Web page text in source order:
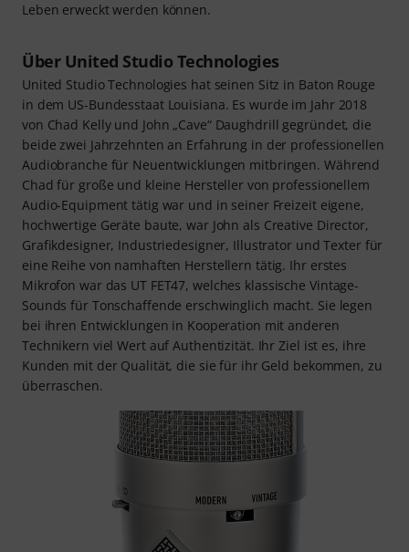
Leben erweckt werden können.
Über United Studio Technologies
United Studio Technologies hat seinen Sitz in Baton Rouge
in dem US-Bundesstaat Louisiana. Es wurde im Jahr 2018
von Chad Kelly und John „Cave“ Daughdrill gegründet, die
beide zwei Jahrzehnten an Erfahrung in der professionellen
Audiobranche für Neuentwicklungen mitbringen. Während
Chad für große und kleine Hersteller von professionellem
Audio-Equipment tätig war und in seiner Freizeit eigene,
hochwertige Geräte baute, war John als Creative Director,
Grafikdesigner, Industriedesigner, Illustrator und Texter für
eine Reihe von namhaften Herstellern tätig. Ihr erstes
Mikrofon war das UT FET47, welches klassische Vintage-
Sounds für Tonschaffende erschwinglich macht. Sie legen
bei ihren Entwicklungen in Kooperation mit anderen
Technikern viel Wert auf Authentizität. Ihr Ziel ist es, ihre
Kunden mit der Qualität, die sie für ihr Geld bekommen, zu
überraschen.